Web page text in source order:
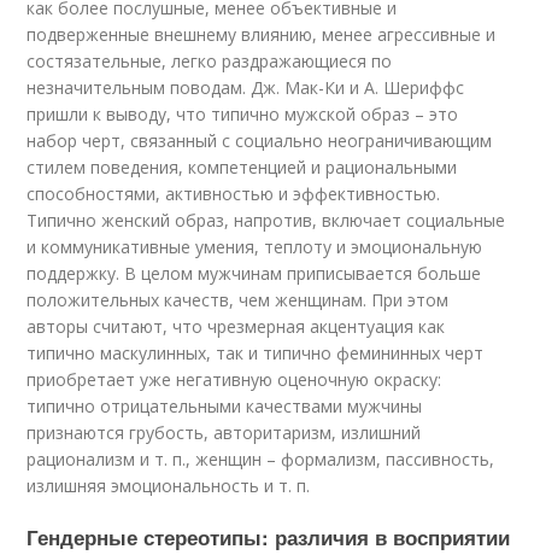
как более послушные, менее объективные и
подверженные внешнему влиянию, менее агрессивные и
состязательные, легко раздражающиеся по
незначительным поводам. Дж. Мак-Ки и А. Шериффс
пришли к выводу, что типично мужской образ – это
набор черт, связанный с социально неограничивающим
стилем поведения, компетенцией и рациональными
способностями, активностью и эффективностью.
Типично женский образ, напротив, включает социальные
и коммуникативные умения, теплоту и эмоциональную
поддержку. В целом мужчинам приписывается больше
положительных качеств, чем женщинам. При этом
авторы считают, что чрезмерная акцентуация как
типично маскулинных, так и типично фемининных черт
приобретает уже негативную оценочную окраску:
типично отрицательными качествами мужчины
признаются грубость, авторитаризм, излишний
рационализм и т. п., женщин – формализм, пассивность,
излишняя эмоциональность и т. п.
Гендерные стереотипы: различия в восприятии